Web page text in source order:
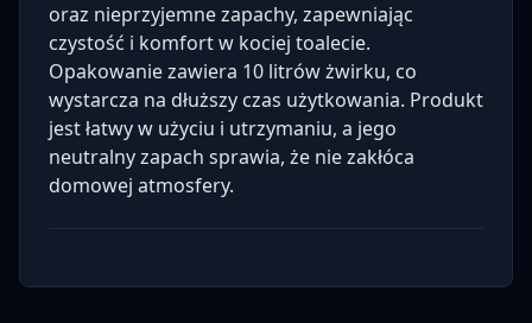
oraz nieprzyjemne zapachy, zapewniając
czystość i komfort w kociej toalecie.
Opakowanie zawiera 10 litrów żwirku, co
wystarcza na dłuższy czas użytkowania. Produkt
jest łatwy w użyciu i utrzymaniu, a jego
neutralny zapach sprawia, że nie zakłóca
domowej atmosfery.